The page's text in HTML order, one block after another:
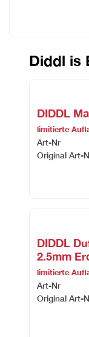
Diddl is
DIDDL
limitierte
Art-Nr
Original Art-
DIDDL
2.5mm
limitierte
Art-Nr
Original Art-